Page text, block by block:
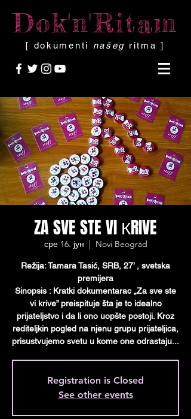
Dok'n'Ritam
[ dokumenti našeg ritma ]
ZA SVE STE VI КRIVE
сре 16. јун
  |
Novi Beograd
Režija: Tamara Tasić, SRB, 27’ , svetska
premijera
Sinopsis : Кratki dokumentarac „Za sve ste
vi krive” preispituje šta je to idealno
prijateljstvo i da li ono uopšte postoji. Кroz
rediteljkin pogled na njenu grupu prijateljica,
prisustvujemo svetu u kome one odrastaju...
Registration is Closed
See other events